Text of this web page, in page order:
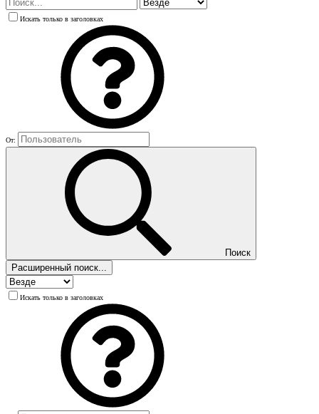
Искать только в заголовках
От:
Поиск
Расширенный поиск...
Искать только в заголовках